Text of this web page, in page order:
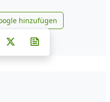
zu Google
hinzufügen
Facebook
Teilen auf Whatsapp
Teilen auf Telegram
Pinterest
E-Mail teilen
Post auf X